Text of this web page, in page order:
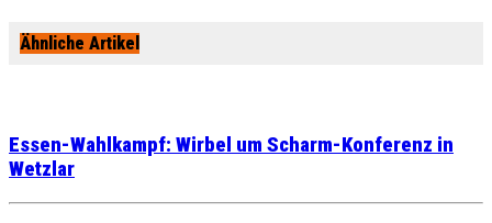
Ähnliche Artikel
Essen-Wahlkampf: Wirbel um Scharm-Konferenz in
Wetzlar